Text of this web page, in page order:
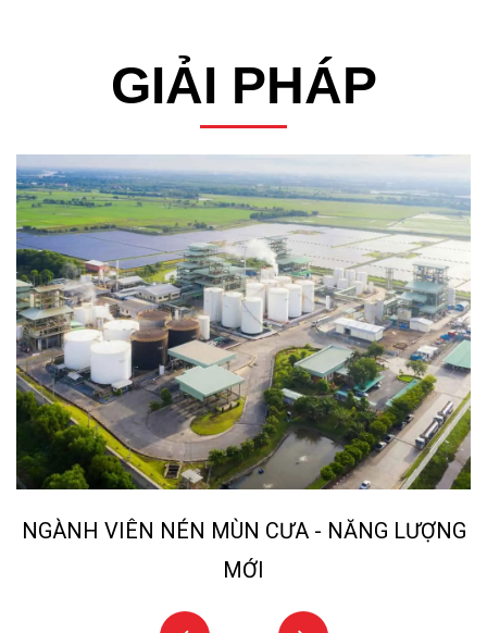
GIẢI PHÁP
NGÀNH VIÊN NÉN MÙN CƯA - NĂNG LƯỢNG
MỚI